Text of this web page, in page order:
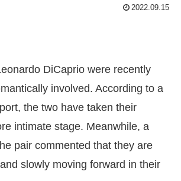
2022.09.15
DiCaprio were recently
involved. According to a
the two have taken their
intimate stage. Meanwhile, a
pair commented that they are
slowly moving forward in their